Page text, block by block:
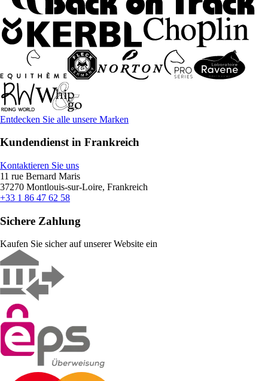
Entdecken Sie alle unsere Marken
Kundendienst in Frankreich
Kontaktieren Sie uns
11 rue Bernard Maris
37270 Montlouis-sur-Loire, Frankreich
+33 1 86 47 62 58
Sichere Zahlung
Kaufen Sie sicher auf unserer Website ein